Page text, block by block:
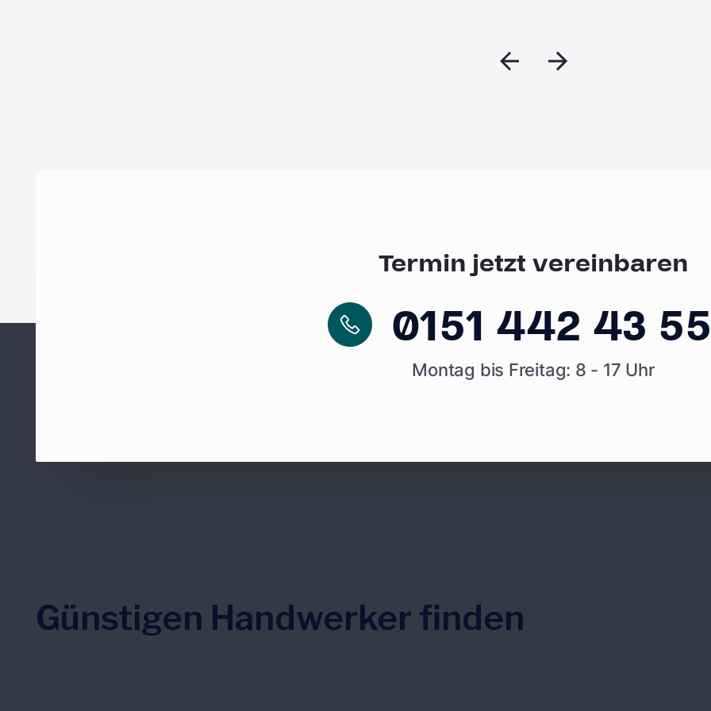
Termin jetzt vereinbaren
0151 442 43
Montag bis Freitag: 8 - 17 Uhr
Günstigen Handwerker finden